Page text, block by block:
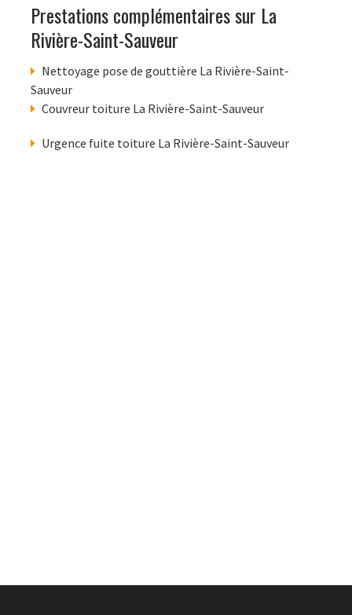
Prestations complémentaires sur La
Rivière-Saint-Sauveur
Nettoyage pose de gouttière La Rivière-Saint-
Sauveur
Couvreur toiture La Rivière-Saint-Sauveur
Urgence fuite toiture La Rivière-Saint-Sauveur